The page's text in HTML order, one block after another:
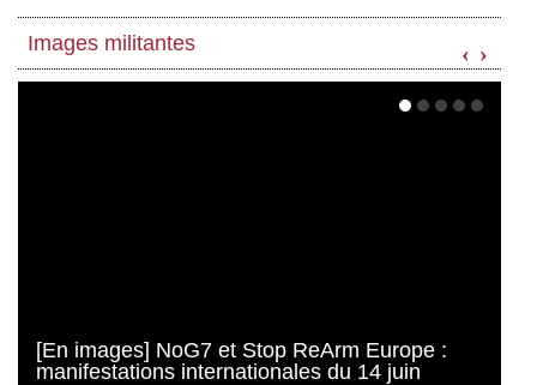
Images militantes
[En images] NoG7 et Stop ReArm Europe :
manifestations internationales du 14 juin
‹ ›